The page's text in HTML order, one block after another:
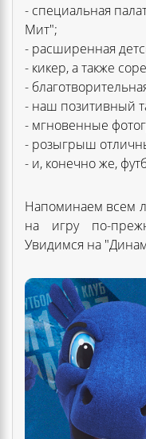
- специальная
Мит";
- расширенная
- кикер, а также
-
- наш позитивный
- мгновенные
- розыгрыш
- и, конечно же,
Напоминаем всем
на игру по-
Увидимся на